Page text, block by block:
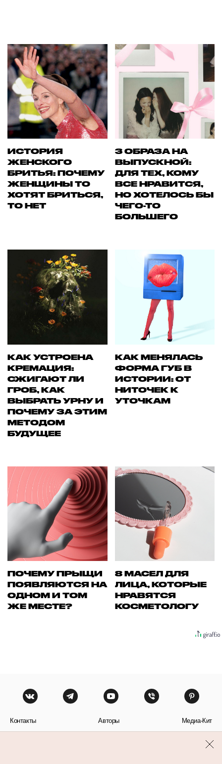
ИСТОРИЯ
ЖЕНСКОГО
БРИТЬЯ: ПОЧЕМУ
ЖЕНЩИНЫ ТО
ХОТЯТ БРИТЬСЯ,
ТО НЕТ
3 ОБРАЗА НА
ВЫПУСКНОЙ:
ДЛЯ ТЕХ, КОМУ
ВСЕ НРАВИТСЯ,
НО ХОТЕЛОСЬ БЫ
ЧЕГО-ТО
БОЛЬШЕГО
КАК УСТРОЕНА
КРЕМАЦИЯ:
СЖИГАЮТ ЛИ
ГРОБ, КАК
ВЫБРАТЬ УРНУ И
ПОЧЕМУ ЗА ЭТИМ
МЕТОДОМ
БУДУЩЕЕ
КАК МЕНЯЛАСЬ
ФОРМА ГУБ В
ИСТОРИИ: ОТ
НИТОЧЕК К
УТОЧКАМ
ПОЧЕМУ ПРЫЩИ
ПОЯВЛЯЮТСЯ НА
ОДНОМ И ТОМ
ЖЕ МЕСТЕ?
8 МАСЕЛ ДЛЯ
ЛИЦА, КОТОРЫЕ
НРАВЯТСЯ
КОСМЕТОЛОГУ
Контакты Авторы Медиа-Кит